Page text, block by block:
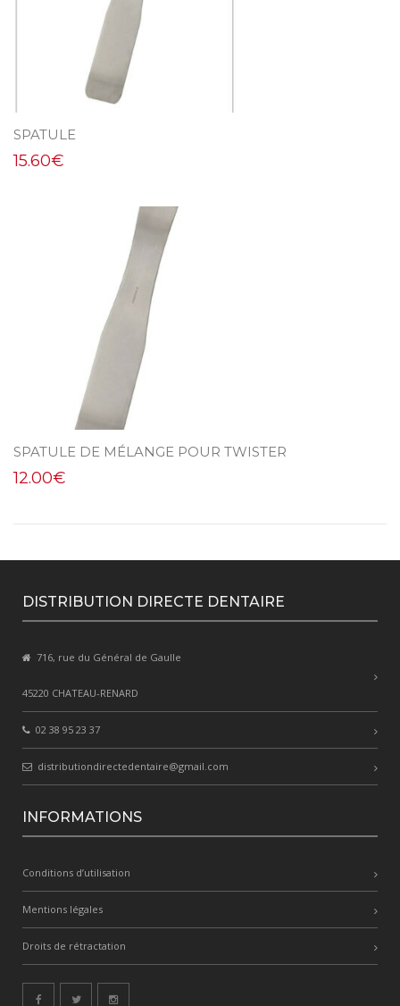
SPATULE
15.60€
SPATULE DE MÉLANGE POUR TWISTER
12.00€
DISTRIBUTION DIRECTE DENTAIRE
716, rue du Général de Gaulle
45220 CHATEAU-RENARD
02 38 95 23 37
distributiondirectedentaire@gmail.com
INFORMATIONS
Conditions d’utilisation
Mentions légales
Droits de rétractation